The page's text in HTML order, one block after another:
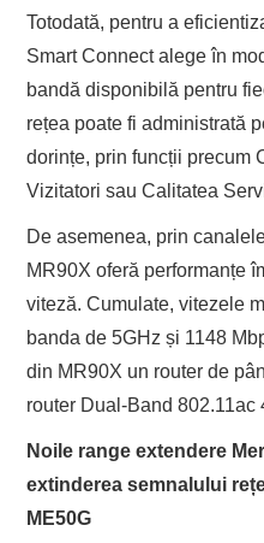
Totodată, pentru a
Smart Connect alege în
bandă disponibilă pentru
rețea poate fi administrată
dorințe, prin funcții precum
Vizitatori sau Calitatea
De asemenea, prin
MR90X oferă performanțe
viteză. Cumulate, vitezele
banda de 5GHz și 1148
din MR90X un router de
router Dual-Band 802.11ac
Noile range extendere
extinderea semnalului
ME50G